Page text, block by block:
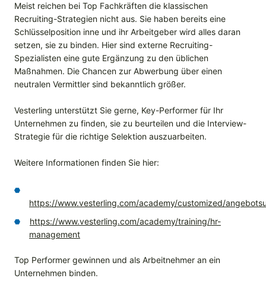
Meist reichen bei Top Fachkräften die klassischen
Recruiting-Strategien nicht aus. Sie haben bereits eine
Schlüsselposition inne und ihr Arbeitgeber wird alles daran
setzen, sie zu binden. Hier sind externe Recruiting-
Spezialisten eine gute Ergänzung zu den üblichen
Maßnahmen. Die Chancen zur Abwerbung über einen
neutralen Vermittler sind bekanntlich größer.
Vesterling unterstützt Sie gerne, Key-Performer für Ihr
Unternehmen zu finden, sie zu beurteilen und die Interview-
Strategie für die richtige Selektion auszuarbeiten.
Weitere Informationen finden Sie hier:
https://www.vesterling.com/academy/customized/
https://www.vesterling.com/academy/training/hr-
management
Top Performer gewinnen und als Arbeitnehmer an ein
Unternehmen binden.